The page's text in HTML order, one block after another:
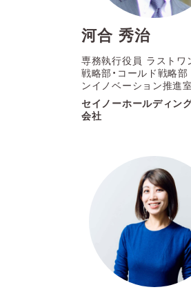
河合 秀治
専務執行役員 ラストワ
戦略部・コールド戦略部
ンイノベーション推進
セイノーホールディン
会社